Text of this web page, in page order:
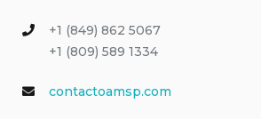
+1 (849) 862 5067
+1 (809) 589 1334
contactoamsp.com